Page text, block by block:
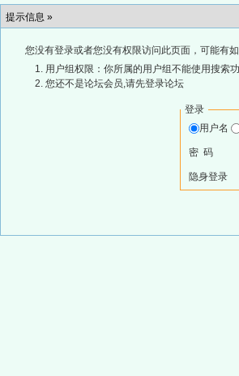
提示信息 »
您没有登录或者您没有权限访问此页面，可能有
用户组权限：你所属的用户组不能使用搜索
您还不是论坛会员,请先登录论坛
登录
用户名
密 码
隐身登录